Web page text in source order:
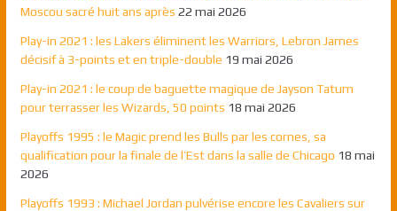
Moscou sacré huit ans après 22 mai 2026
Play-in 2021 : les Lakers éliminent les Warriors, Lebron James
décisif à 3-points et en triple-double 19 mai 2026
Play-in 2021 : le coup de baguette magique de Jayson Tatum
pour terrasser les Wizards, 50 points 18 mai 2026
Playoffs 1995 : le Magic prend les Bulls par les cornes, sa
qualification pour la finale de l’Est dans la salle de Chicago 18 mai
2026
Playoffs 1993 : Michael Jordan pulvérise encore les Cavaliers sur